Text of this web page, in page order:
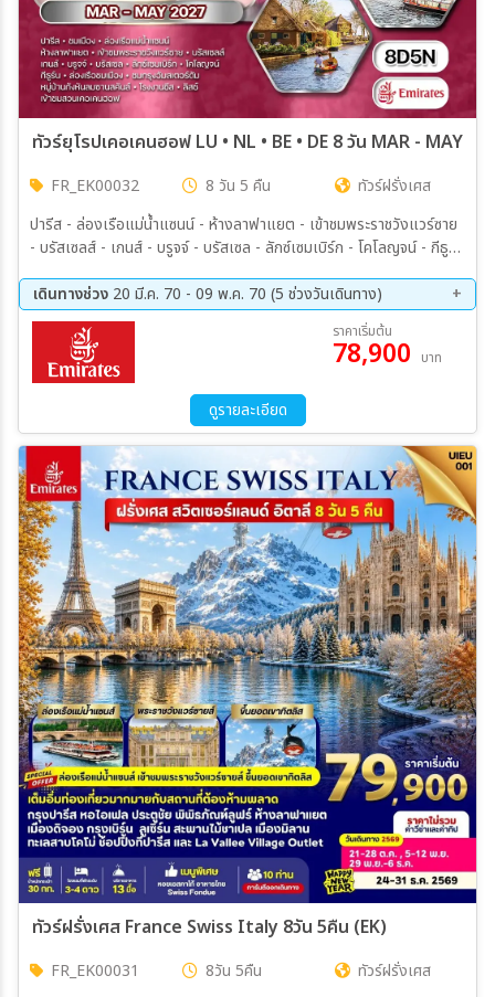
ทัวร์ยุโรปเคอเคนฮอฟ LU • NL • BE • DE 8 วัน MAR - MAY 27
FR_EK00032 8 วัน 5 คืน
ทัวร์ฝรั่งเศส
ปารีส - ล่องเรือแม่น้ำแซนน์ - ห้างลาฟาแยต - เข้าชมพระราชวังแวร์ซาย
- บรัสเซลส์ - เกนส์ - บรูจจ์ - บรัสเซล - ลักซ์เซมเบิร์ก - โคโลญจน์ - กีธูร์น
โรงงานชีส • ลิสซ์ • เข้าชมสวนเคอเคนฮอฟ
เดินทางช่วง 20 มี.ค. 70 - 09 พ.ค. 70 (5 ช่วงวันเดินทาง)
20 มี.ค. 70 - 27 มี.ค. 70
28 มี.ค. 70 - 04 เม.ย. 70
11 เม.ย. 70 - 18 เม.ย. 70
12 เม.ย. 70 - 19 เม.ย. 70
02 พ.ค. 70 - 09 พ.ค. 70
ราคาเริ่มต้น
78,900 บาท
ดูรายละเอียด
ทัวร์ฝรั่งเศส France Swiss Italy 8วัน 5คืน (EK)
FR_EK00031 8วัน 5คืน
ทัวร์ฝรั่งเศส